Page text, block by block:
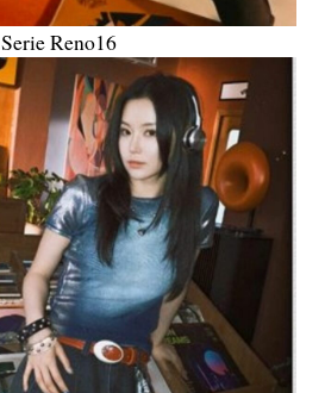
Serie Reno16